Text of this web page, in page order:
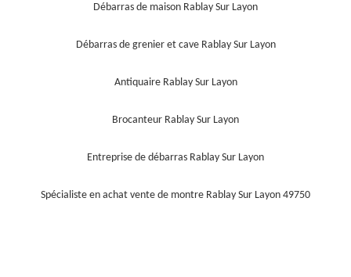
Débarras de maison Rablay Sur Layon
Débarras de grenier et cave Rablay Sur Layon
Antiquaire Rablay Sur Layon
Brocanteur Rablay Sur Layon
Entreprise de débarras Rablay Sur Layon
Spécialiste en achat vente de montre Rablay Sur Layon 49750